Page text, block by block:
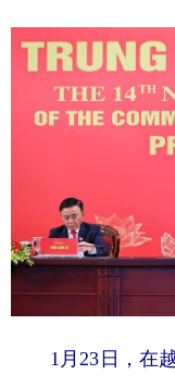
多语种频道
English
Русский язык
Deutsch
1月23日，在越